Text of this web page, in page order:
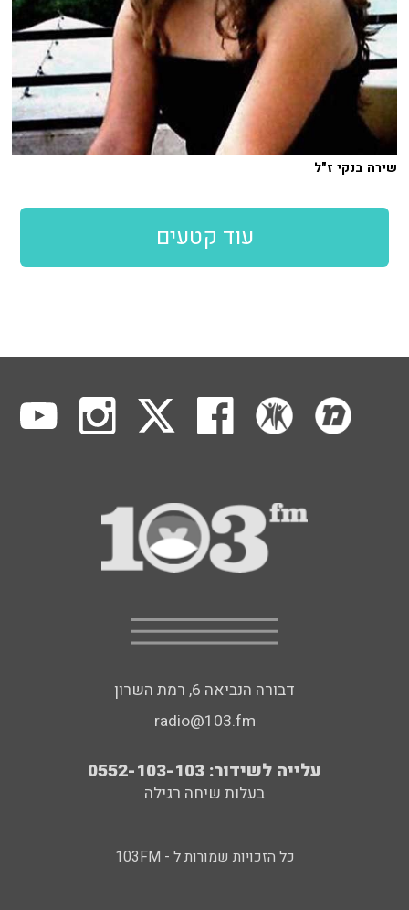
שירה בנקי ז"ל
עוד קטעים
דבורה הנביאה 6, רמת השרון
radio@103.fm
עלייה לשידור: 0552-103-103
בעלות שיחה רגילה
כל הזכויות שמורות ל - 103FM